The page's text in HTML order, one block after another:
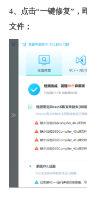
4、点击“一键修复”，
文件；